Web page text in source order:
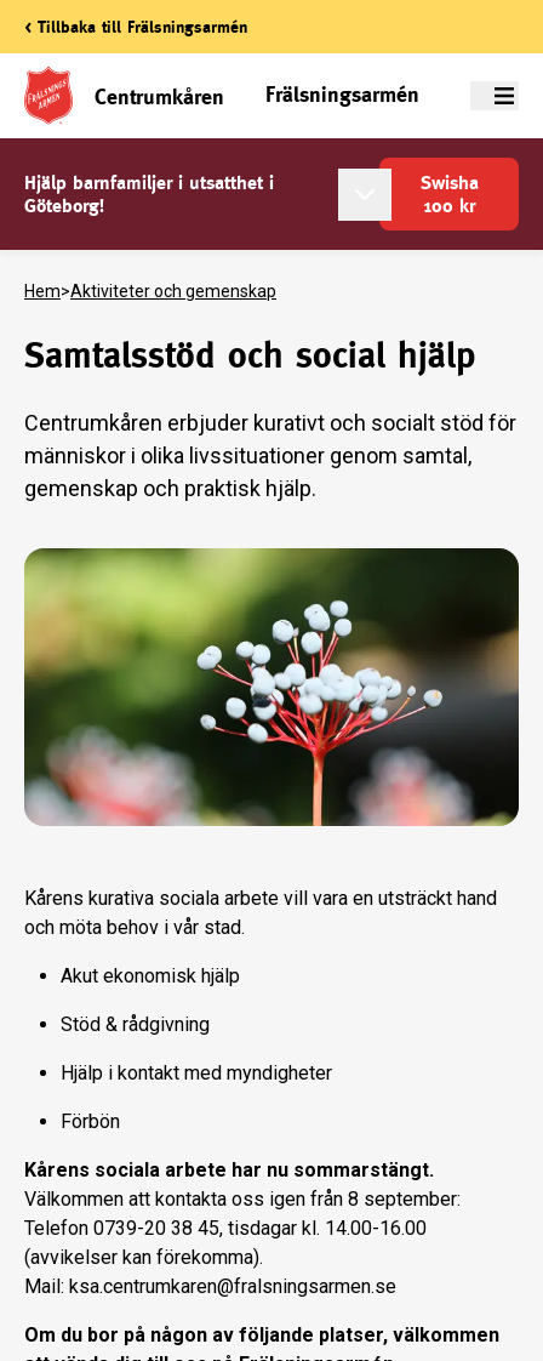
< Tillbaka till Frälsningsarmén
Centrumkåren Frälsningsarmén Meny
Hjälp barnfamiljer i utsatthet i
Göteborg!
Swisha
100 kr
Hem>Aktiviteter och gemenskap
Samtalsstöd och social hjälp
Centrumkåren erbjuder kurativt och socialt stöd för
människor i olika livssituationer genom samtal,
gemenskap och praktisk hjälp.
Kårens kurativa sociala arbete vill vara en utsträckt hand
och möta behov i vår stad.
Akut ekonomisk hjälp
Stöd & rådgivning
Hjälp i kontakt med myndigheter
Förbön
Kårens sociala arbete har nu sommarstängt.
Välkommen att kontakta oss igen från 8 september:
Telefon 0739-20 38 45, tisdagar kl. 14.00-16.00
(avvikelser kan förekomma).
Mail: ksa.centrumkaren@fralsningsarmen.se
Om du bor på någon av följande platser, välkommen